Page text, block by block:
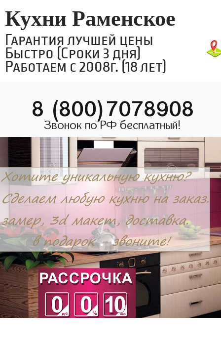
Кухни Раменское
Гарантия лучшей цены
Быстро (Сроки 3 дня)
Работаем с 2008г. (18 лет)
8 (800)7078908
Звонок по РФ бесплатный!